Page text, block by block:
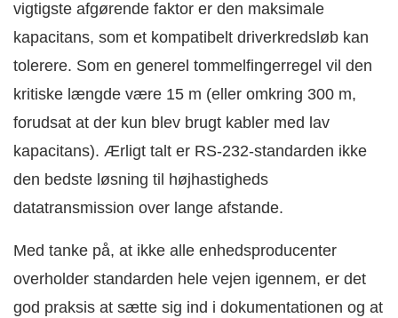
vigtigste afgørende faktor er den maksimale
kapacitans, som et kompatibelt driverkredsløb kan
tolerere. Som en generel tommelfingerregel vil den
kritiske længde være 15 m (eller omkring 300 m,
forudsat at der kun blev brugt kabler med lav
kapacitans). Ærligt talt er RS-232-standarden ikke
den bedste løsning til højhastigheds
datatransmission over lange afstande.
Med tanke på, at ikke alle enhedsproducenter
overholder standarden hele vejen igennem, er det
god praksis at sætte sig ind i dokumentationen og at